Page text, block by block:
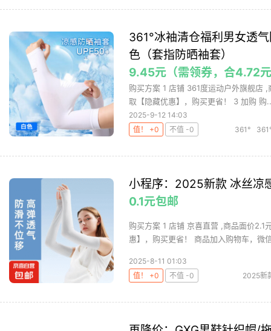
361°冰袖清仓福利男女透
色（套指防晒袖套）
9.45元（需领券，合4.72
购买方案 1 店铺 361度运动户外旗舰店
取【隐藏优惠】，购买更省！ 3 加购 购
2025-9-12 14:03
值！ +0
不值 -0 361°
小程序：2025新款 冰丝凉
0.1元包邮
购买方案 1 店铺 京喜直营 ,商品面价2.1
惠】，购买更省！ 商品加入购物车，
2025-8-11 01:03
值！ +0
不值 -0 2025新